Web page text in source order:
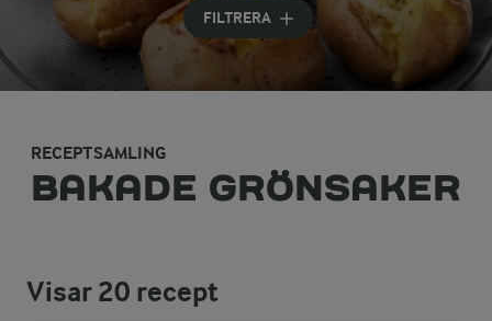
FILTRERA
RECEPTSAMLING
BAKADE GRÖNSAKER
Visar20 recept